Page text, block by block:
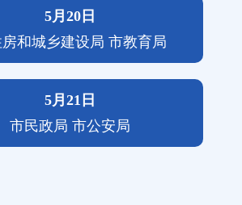
5月20日
和城乡建设局 市教育局
5月21日
市民政局 市公安局